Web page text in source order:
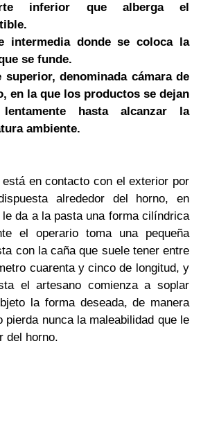
inferior que alberga el
intermedia donde se coloca la
se funde.
superior, denominada cámara de
en la que los productos se dejan
hasta alcanzar la
ambiente.
en contacto con el exterior por
alrededor del horno, en
da a la pasta una forma cilíndrica
el operario toma una pequeña
con la caña que suele tener entre
cuarenta y cinco de longitud, y
el artesano comienza a soplar
la forma deseada, de manera
pierda nunca la maleabilidad que le
del horno.